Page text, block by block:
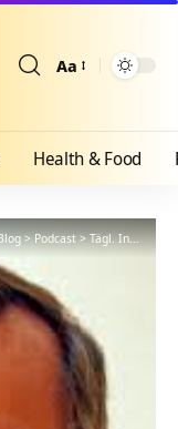
Aa
Health & Food
>Podcast>Tägl. Inspiration